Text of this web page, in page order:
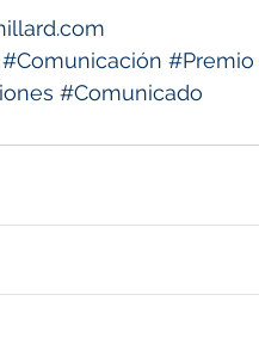
#Comunicación #Premio
#Comunicado